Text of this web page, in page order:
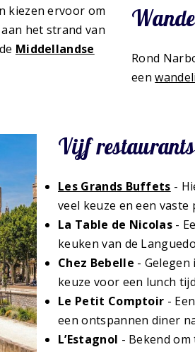
kiezen ervoor om
het strand van
Middellandse
Rond
een
Vijf
Les Grands Buffets -
veel keuze en een
La Table de Nicolas -
keuken van de
Chez Bebelle -
keuze voor een lunch
Le Petit Comptoir -
een ontspannen diner
L’Estagnol - Bekend